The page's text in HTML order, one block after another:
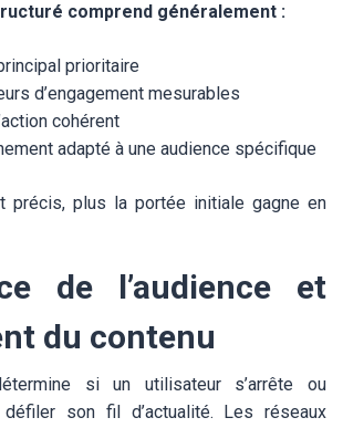
comprend généralement :
prioritaire
d’engagement mesurables
cohérent
adapté à une audience spécifique
précis, plus la portée initiale gagne en
de l’audience et
du contenu
si un utilisateur s’arrête ou
son fil d’actualité. Les réseaux